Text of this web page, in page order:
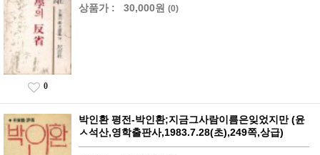
상품가 : 30,000원 (0)
0
박인환 평전-박인환;지금그사람이름은잊었지만 (윤
ㅅ석산,영학출판사,1983.7.28(초),249쪽,상급)